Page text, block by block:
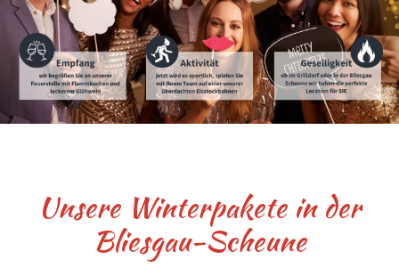
Unsere Winterpakete in der
Bliesgau-Scheune